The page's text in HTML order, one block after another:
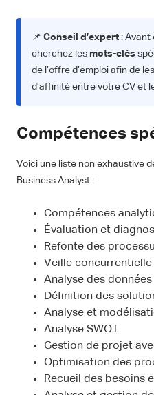
📌 Conseil d’expert : Avant
cherchez les mots-clés
de l’offre d’emploi afin de
d’affinité entre votre CV et
Compétences
Voici une liste non exhaustive
Business Analyst :
Compétences
Évaluation et
Refonte des
Veille
Analyse des
Définition des
Analyse et
Analyse SWOT.
Gestion de projet
Optimisation des
Recueil des besoins